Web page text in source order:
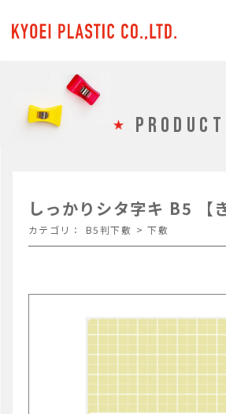
PRODUCT
しっかりシタ字キ B5 【
カテゴリ： B5判下敷 > 下敷